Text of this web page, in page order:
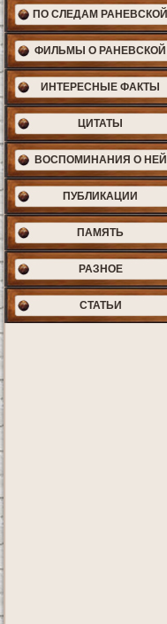
ПО СЛЕДАМ РАНЕВСКОЙ
ФИЛЬМЫ О РАНЕВСКОЙ
ИНТЕРЕСНЫЕ ФАКТЫ
ЦИТАТЫ
ВОСПОМИНАНИЯ О НЕЙ
ПУБЛИКАЦИИ
ПАМЯТЬ
РАЗНОЕ
СТАТЬИ